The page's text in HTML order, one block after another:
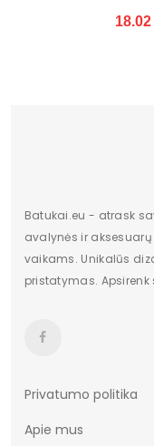
Batukai.eu - atrask
avalynės ir
vaikams. Unikalūs
pristatymas.
Privatumo politika
Apie mus